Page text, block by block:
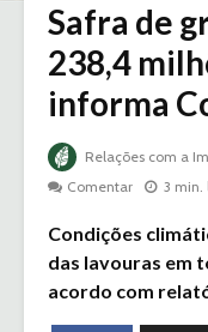
Safra de
238,4
informa
Relações com a
Comentar
3 min.
Condições
das lavouras em
acordo com